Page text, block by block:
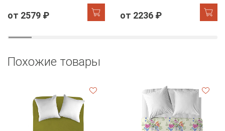
от 2579 ₽ от 2236 ₽
Похожие товары